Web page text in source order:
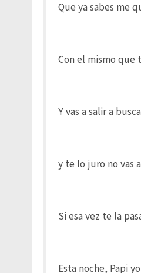
Que ya sabes me
Con el mismo que
Y vas a salir a
y te lo juro no vas
Si esa vez te la
Esta noche, Papi